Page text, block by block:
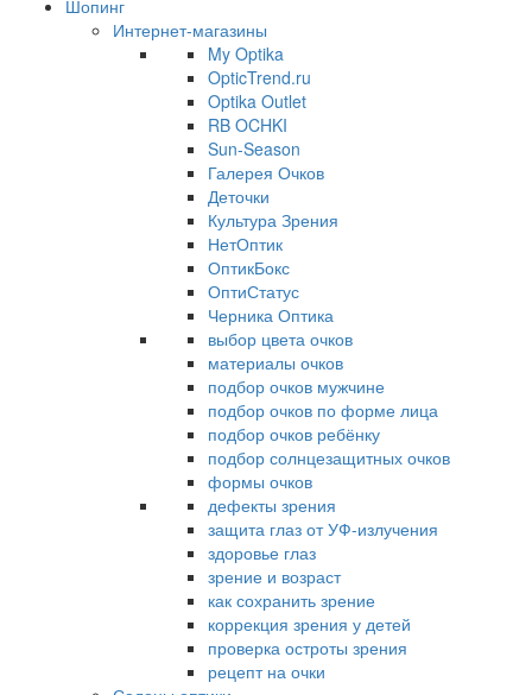
Шопинг
Интернет-магазины
My Optika
OpticTrend.ru
Optika Outlet
RB OCHKI
Sun-Season
Галерея Очков
Деточки
Культура Зрения
НетОптик
ОптикБокс
ОптиСтатус
Черника Оптика
выбор цвета очков
материалы очков
подбор очков мужчине
подбор очков по форме лица
подбор очков ребёнку
подбор солнцезащитных очков
формы очков
дефекты зрения
защита глаз от УФ-излучения
здоровье глаз
зрение и возраст
как сохранить зрение
коррекция зрения у детей
проверка остроты зрения
рецепт на очки